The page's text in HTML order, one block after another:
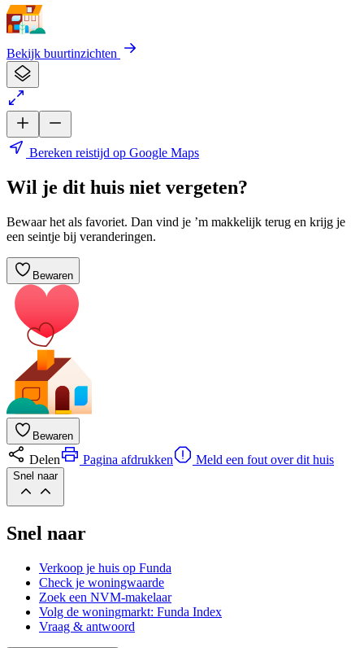
Bekijk buurtinzichten
Bereken reistijd op Google Maps
Wil je dit huis niet vergeten?
Bewaar het als favoriet. Dan vind je ’m makkelijk terug en krijg je
een seintje bij veranderingen.
Bewaren
Bewaren
Delen Pagina afdrukken Meld een fout over dit huis
Snel naar
Snel naar
Verkoop je huis op Funda
Check je woningwaarde
Zoek een NVM-makelaar
Volg de woningmarkt: Funda Index
Vraag & antwoord